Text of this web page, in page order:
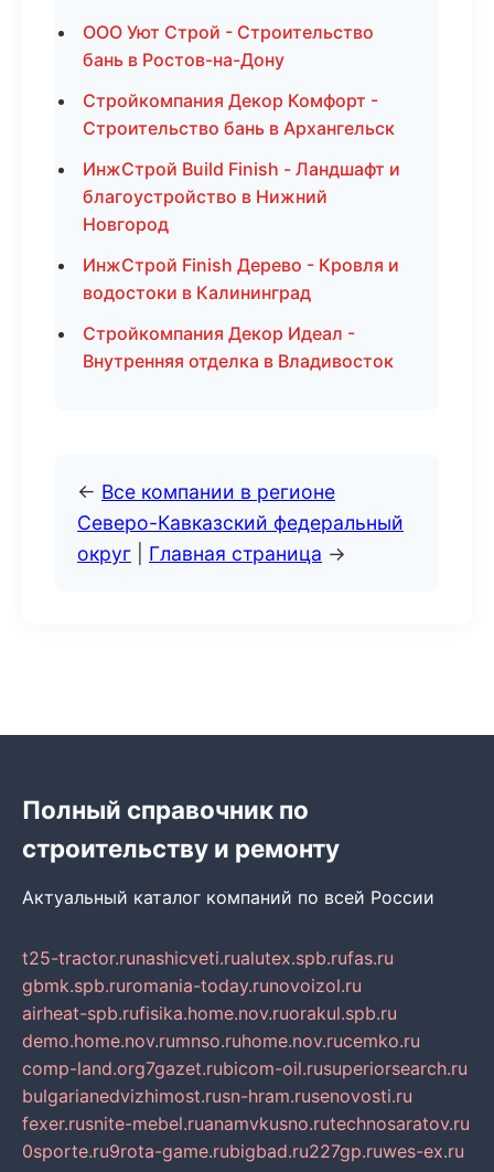
ООО Уют Строй - Строительство
бань в Ростов-на-Дону
Стройкомпания Декор Комфорт -
Строительство бань в Архангельск
ИнжСтрой Build Finish - Ландшафт и
благоустройство в Нижний
Новгород
ИнжСтрой Finish Дерево - Кровля и
водостоки в Калининград
Стройкомпания Декор Идеал -
Внутренняя отделка в Владивосток
← Все компании в регионе
Северо-Кавказский федеральный
округ
Главная страница →
Полный справочник по
строительству и ремонту
Актуальный каталог компаний по всей России
t25-tractor.runashicveti.rualutex.spb.rufas.ru
gbmk.spb.ruromania-today.runovoizol.ru
airheat-spb.rufisika.home.nov.ruorakul.spb.ru
demo.home.nov.rumnso.ruhome.nov.rucemko.ru
comp-land.org7gazet.rubicom-oil.rusuperiorsearch.ru
bulgarianedvizhimost.rusn-hram.rusenovosti.ru
fexer.rusnite-mebel.ruanamvkusno.rutechnosaratov.ru
0sporte.ru9rota-game.rubigbad.ru227gp.ruwes-ex.ru